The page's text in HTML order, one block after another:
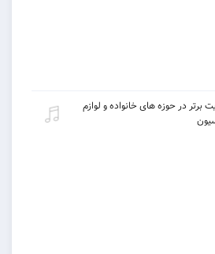
وبسایت برتر در حوزه های خانواده و لوازم